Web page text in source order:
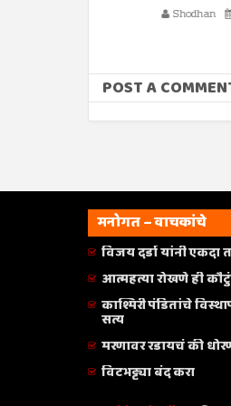
3/12/2021
POST A
मनोगत – वाचकांचे
विजय दर्डा यांनी एकदा
आत्महत्या रोखणे ही
काश्मिरी पंडितांचे
सत्य
मरणावर रडायचं की
विटभट्ट्या बंद करा